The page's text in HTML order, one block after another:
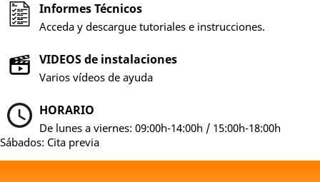
Informes Técnicos
Acceda y descargue tutoriales e instrucciones.
VIDEOS de instalaciones
Varios vídeos de ayuda
HORARIO
De lunes a viernes: 09:00h-14:00h / 15:00h-18:00h
Sábados: Cita previa